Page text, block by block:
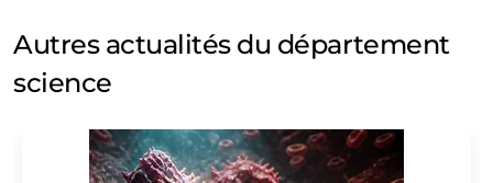
Autres actualités du département
science